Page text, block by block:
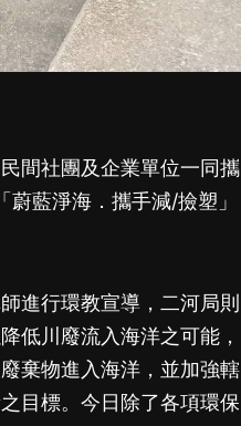
間社團及企業單位一同攜
藍淨海．攜手減/撿塑」
進行環教宣導，二河局則
低川廢流入海洋之可能，
棄物進入海洋，並加強轄
目標。今日除了各項環保